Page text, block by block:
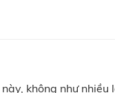
“Rừng chữa lành”.
không như nhiều